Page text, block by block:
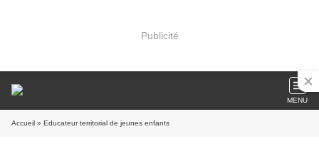
Publicité
MENU
Accueil » Educateur territorial de jeunes enfants